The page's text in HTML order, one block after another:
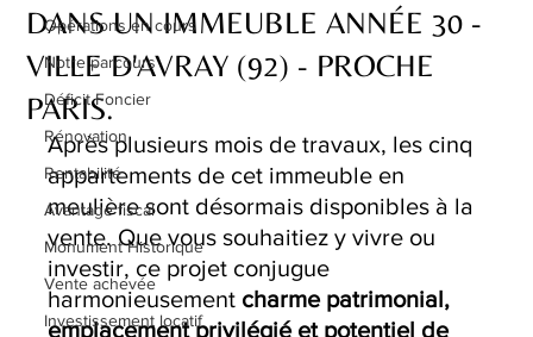
Opérations en cours
Notre parcours
Déficit Foncier
Rénovation
Rentabilité
Avantage fiscal
Monument Historique
Vente achevée
Investissement locatif
DANS UN IMMEUBLE ANNÉE 30 -
VILLE D'AVRAY (92) - PROCHE
PARIS.
Après plusieurs mois de travaux, les cinq
appartements de cet immeuble en
meulière sont désormais disponibles à la
vente. Que vous souhaitiez y vivre ou
investir, ce projet conjugue
harmonieusement charme patrimonial,
emplacement privilégié et potentiel de